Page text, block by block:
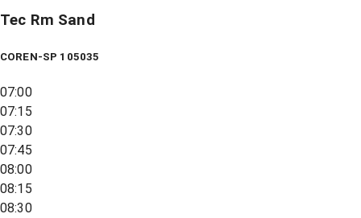
Tec Rm Sand
COREN-SP 105035
07:00
07:15
07:30
07:45
08:00
08:15
08:30